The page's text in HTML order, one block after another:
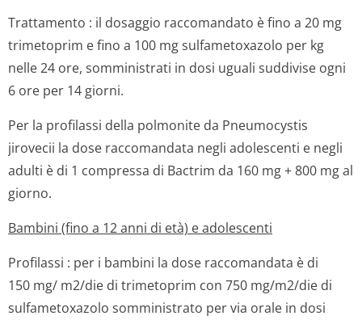
Trattamento : il dosaggio raccomandato è fino a 20 mg
trimetoprim e fino a 100 mg sulfametoxazolo per kg
nelle 24 ore, somministrati in dosi uguali suddivise ogni
6 ore per 14 giorni.
Per la profilassi della polmonite da Pneumocystis
jirovecii la dose raccomandata negli adolescenti e negli
adulti è di 1 compressa di Bactrim da 160 mg + 800 mg al
giorno.
Bambini (fino a 12 anni di età) e adolescenti
Profilassi : per i bambini la dose raccomandata è di
150 mg/ m2/die di trimetoprim con 750 mg/m2/die di
sulfametoxazolo somministrato per via orale in dosi